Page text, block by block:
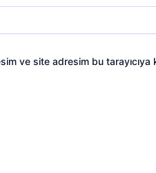
ve site adresim bu